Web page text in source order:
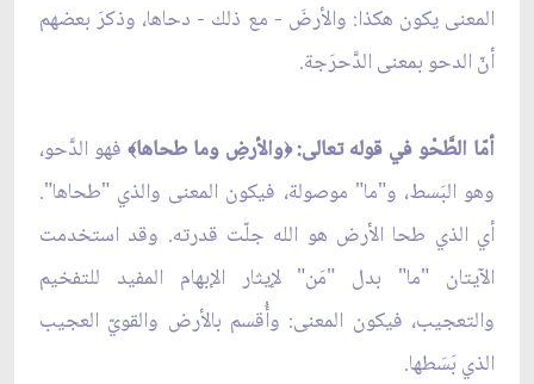
المعنى يكون هكذا: والأرضَ - مع ذلك - دحاها، وذكرَ بعضهم
أنّ الدحو بمعنى الدَّحرَجة.
أمّا الطَّحْو في قوله تعالى: ﴿والأرضِ وما طحاها﴾ فهو الدَّحو،
وهو البَسط، و"ما" موصولة، فيكون المعنى والذي "طحاها".
أي الذي طحا الأرض هو الله جلّت قدرته. وقد استخدمت
الآيتان "ما" بدل "مَن" لإيثار الإبهام المفيد للتفخيم
والتعجيب، فيكون المعنى: وأُقسم بالأرض والقويّ العجيب
الذي بَسَطها.